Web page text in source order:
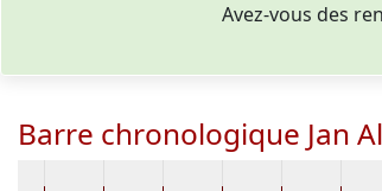
Avez-vous des
Barre chronologique Jan